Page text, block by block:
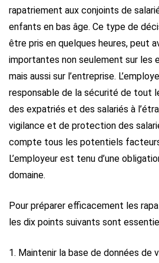
rapatriement aux conjoints de
enfants en bas âge. Ce type de
être pris en quelques heures, peut
importantes non seulement sur les
mais aussi sur l’entreprise.
responsable de la sécurité de tout
des expatriés et des salariés à
vigilance et de protection des
compte tous les potentiels
L’employeur est tenu d’une
domaine.
Pour préparer efficacement les
les dix points suivants sont
1. Maintenir la base de données de